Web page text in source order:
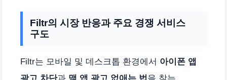
Filtr의 시장 반응과 주요 경쟁 서비스
구도
Filtr는 모바일 및 데스크톱 환경에서 아이폰 앱